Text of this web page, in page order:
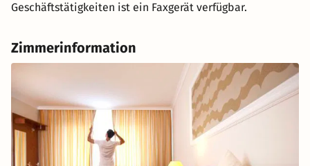
Geschäftstätigkeiten ist ein Faxgerät verfügbar.
Zimmerinformation